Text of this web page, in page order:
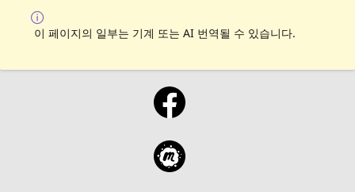
이 페이지의 일부는 기계 또는 AI 번역될 수 있습니다.